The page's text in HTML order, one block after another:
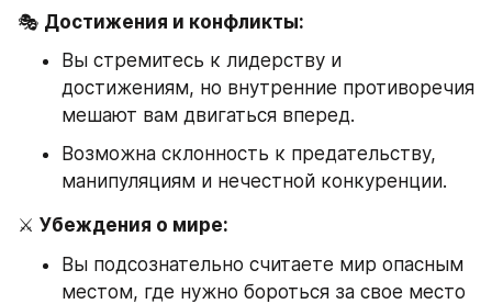
🎭 Достижения и конфликты:
Вы стремитесь к лидерству и
достижениям, но внутренние противоречия
мешают вам двигаться вперед.
Возможна склонность к предательству,
манипуляциям и нечестной конкуренции.
⚔️ Убеждения о мире:
Вы подсознательно считаете мир опасным
местом, где нужно бороться за свое место